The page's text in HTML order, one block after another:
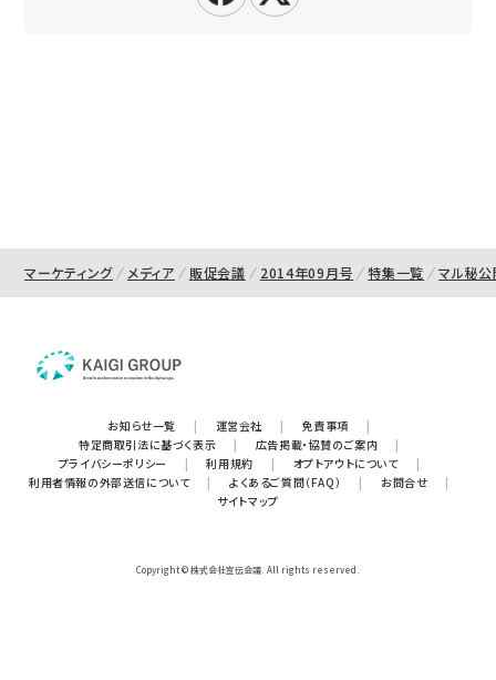
マーケティング メディア 販促会議 2014年09月号 特集一覧 マル秘
お知らせ一覧 | 運営会社 | 免責事項
|
特定商取引法に基づく表示
| 広告掲載・協賛のご案内
|
プライバシーポリシー
| 利用規約 | オプトアウトについて
|
利用者情報の外部送信について
| よくあるご質問（FAQ） | お問合せ
|
サイトマップ
Copyright © 株式会社宣伝会議. All rights reserved.